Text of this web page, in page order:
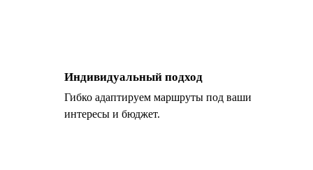
Индивидуальный подход
Гибко адаптируем маршруты под ваши
интересы и бюджет.